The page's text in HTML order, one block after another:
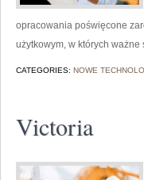
opracowania poświęcone
użytkowym, w których ważne
CATEGORIES: NOWE
Victoria